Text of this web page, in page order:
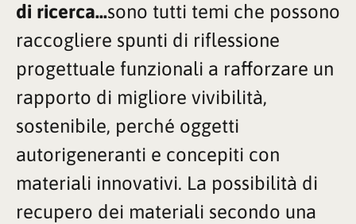
di ricerca…sono tutti temi che possono
raccogliere spunti di riflessione
progettuale funzionali a rafforzare un
rapporto di migliore vivibilità,
sostenibile, perché oggetti
autorigeneranti e concepiti con
materiali innovativi. La possibilità di
recupero dei materiali secondo una